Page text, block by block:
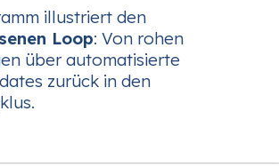
illustriert den
Loop: Von rohen
über automatisierte
zurück in den